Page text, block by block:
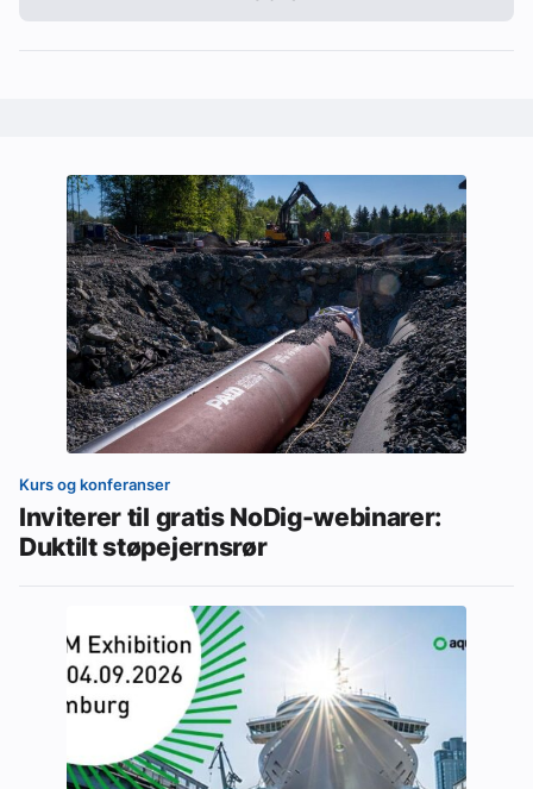
Kurs og konferanser
Inviterer til gratis NoDig-webinarer:
Duktilt støpejernsrør